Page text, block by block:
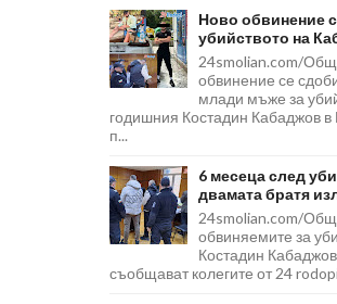
Ново обвинение
убийството на
24smolian.com/
обвинение се
млади мъже за
годишния Костадин Кабаджов
п...
6 месеца след
двамата братя
24smolian.com/
обвиняемите за
Костадин
съобщават колегите от 24